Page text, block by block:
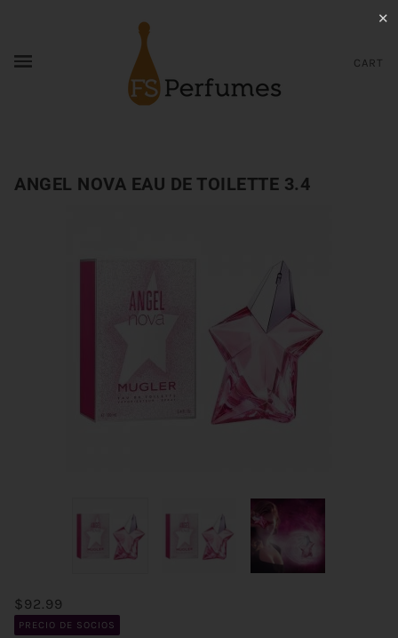
CART
ANGEL NOVA EAU DE TOILETTE 3.4
$92.99
PRECIO DE SOCIOS
✕